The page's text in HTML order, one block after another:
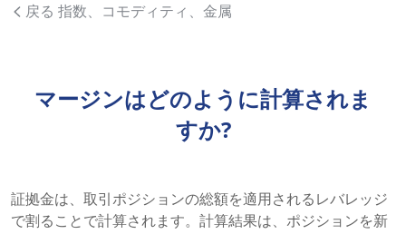
戻る 指数、コモディティ、金属
マージンはどのように計算されま
すか?
証拠金は、取引ポジションの総額を適用されるレバレッジ
で割ることで計算されます。計算結果は、ポジションを新